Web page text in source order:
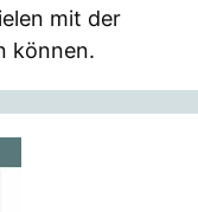
mit der
können.